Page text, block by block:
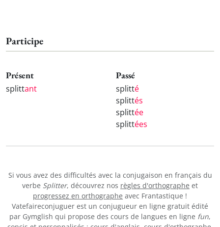
Participe
Présent
splittant
Passé
splitté
splittés
splittée
splittées
Si vous avez des difficultés avec la conjugaison en français du
verbe Splitter, découvrez nos règles d'orthographe et
progressez en orthographe avec Frantastique !
Vatefaireconjuguer est un conjugueur en ligne gratuit édité
par Gymglish qui propose des cours de langues en ligne fun,